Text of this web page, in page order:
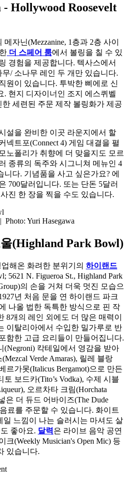
- Hollywood Roosevelt
메자닌(Mezzanine, 1층과 2층 사이
더 스페어 룸에서 볼링을 칠 수 있
경험을 제공합니다. 텍사스에서
/ 소나무 레인 두 개만 있습니다.
원이 있습니다. 투박한 삐에로 신
. 현지 디자이너인 조지 에스퀴벨
한 세련된 주문 제작 볼링화가 제공
설을 완비한 이곳 라운지에서 할
넥트포(Connect 4) 게임 대결을 펼
노폴리가 취향에 더 맞을지도 모르
종류의 독주와 시그니쳐 메뉴인 4
다. 기념품을 사고 싶은가요? 에
700달러입니다. 또는 단돈 5달러
진 한 장을 찍을 수도 있습니다.
| Photo: Yuri Hasegawa
(Highland Park Bowl)
해온 화려한 분위기의 하이랜드
5621 N. Figueroa St., Highland Park
의 손을 거쳐 더욱 멋진 모습으
년 처음 문을 연 하이랜드 파크
나올 법한 독특한 방식으로 핀 작
8개의 레인 외에도 더 많은 매력이
이탈리아에서 수입한 밀가루로 반
함한 고급 요리들이 만들어집니다.
(Negroni) 칵테일에서 영감을 받아
Verde Amaras), 릴레 블랑
르가못(Italicus Bergamot)으로 만든
토 보드카(Tito’s Vodka), 수제 시블
오르차타 크림(Horchata
은 더 듀드 어바이즈(The Dude
료를 주문할 수 있습니다. 화이트
일 느낌이 나는 슬러시는 마셔도 살
좋아요. 달력은 라이브 음악 공연
(Weekly Musician's Open Mic) 등
있습니다.